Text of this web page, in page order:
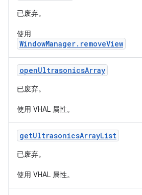
已废弃。
使用
WindowManager.removeView
openUltrasonicsArray
已废弃。
使用 VHAL 属性。
getUltrasonicsArrayList
已废弃。
使用 VHAL 属性。